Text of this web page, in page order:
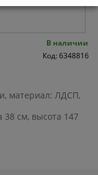
В наличии
Код: 6348816
материал: ЛДСП,
см, высота 147